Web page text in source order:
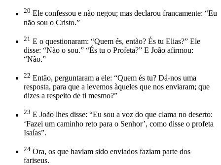
20 Ele confessou e não negou; mas declarou francamente: “Eu
não sou o Cristo.”
21 E o questionaram: “Quem és, então? És tu Elias?” Ele
disse: “Não o sou.” “És tu o Profeta?” E João afirmou:
“Não.”
22 Então, perguntaram a ele: “Quem és tu? Dá-nos uma
resposta, para que a levemos àqueles que nos enviaram; que
dizes a respeito de ti mesmo?”
23 E João lhes disse: “Eu sou a voz do que clama no deserto:
‘Fazei um caminho reto para o Senhor’, como disse o profeta
Isaías”.
24 Ora, os que haviam sido enviados faziam parte dos
fariseus.